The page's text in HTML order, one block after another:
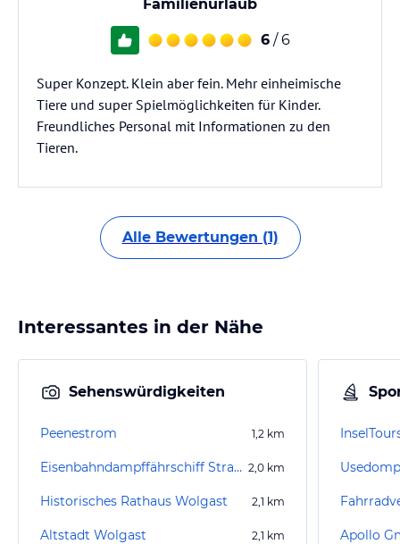
Familienurlaub
6 / 6
Super Konzept. Klein aber fein. Mehr einheimische
Tiere und super Spielmöglichkeiten für Kinder.
Freundliches Personal mit Informationen zu den
Tieren.
Alle Bewertungen (1)
Interessantes in der Nähe
Sehenswürdigkeiten
Peenestrom 1,2 km
Eisenbahndampffährschiff Stralsund 2,0 km
Historisches Rathaus Wolgast 2,1 km
Altstadt Wolgast 2,1 km Apollo